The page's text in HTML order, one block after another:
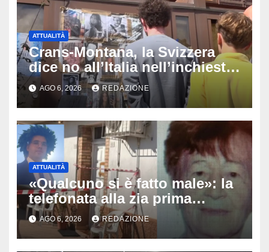
ATTUALITÀ
Crans-Montana, la Svizzera
dice no all’Italia nell’inchiesta
sul rogo: respinta la richiesta
di costituirsi parte civile
AGO 6, 2026 REDAZIONE
ATTUALITÀ
«Qualcuno si è fatto male»: la
telefonata alla zia prima
dell’orrore, arrestato il 25enne
che ha ucciso la nonna ad
Altino
AGO 6, 2026 REDAZIONE